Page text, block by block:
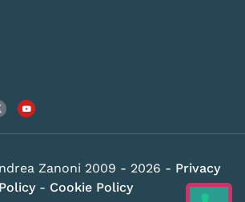
Zanoni 2009 - 2026 - Privacy
Policy - Cookie Policy